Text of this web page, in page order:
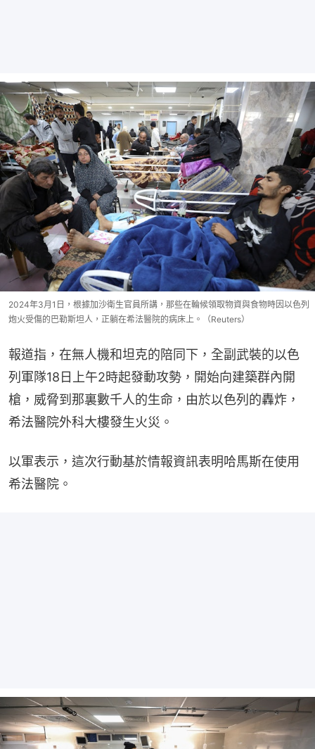
2024年3月1日，根據加沙衛生官員所講，那些在輪候領取物資與食物時因以色列
炮火受傷的巴勒斯坦人，正躺在希法醫院的病床上。（Reuters）
報道指，在無人機和坦克的陪同下，全副武裝的以色
列軍隊18日上午2時起發動攻勢，開始向建築群內開
槍，威脅到那裏數千人的生命，由於以色列的轟炸，
希法醫院外科大樓發生火災。
以軍表示，這次行動基於情報資訊表明哈馬斯在使用
希法醫院。